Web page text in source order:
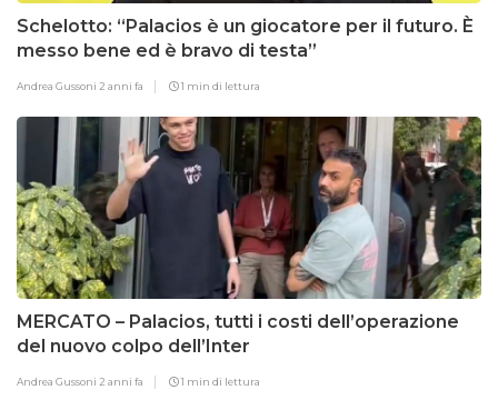
Schelotto: “Palacios è un giocatore per il futuro. È
messo bene ed è bravo di testa”
Andrea Gussoni 2 anni fa 1 min di lettura
MERCATO – Palacios, tutti i costi dell’operazione
del nuovo colpo dell’Inter
Andrea Gussoni 2 anni fa 1 min di lettura